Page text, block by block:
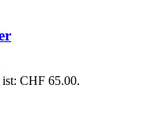
CHF 65.00.